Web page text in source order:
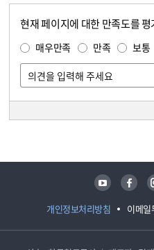
현재 페이지에 대한 만족도를
매우만족 만족 보통
개인정보처리방침 이메
유튜브 페이스북